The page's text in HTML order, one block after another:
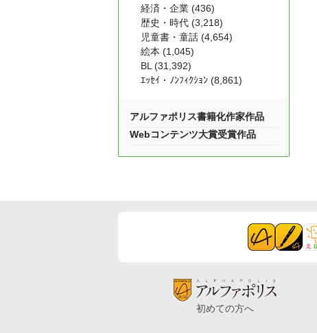
経済・企業 (436)
歴史・時代 (3,218)
児童書・童話 (4,654)
絵本 (1,045)
BL (31,392)
ｴｯｾｲ・ﾉﾝﾌｨｸｼｮﾝ (8,861)
アルファポリス書籍化作家作品
Webコンテンツ大賞受賞作品
初めての方へ